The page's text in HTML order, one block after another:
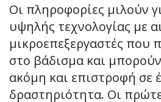
Οι πληροφορίες μιλούν
υψηλής τεχνολογίας με
μικροεπεξεργαστές που
στο βάδισμα και
ακόμη και επιστροφή σε
δραστηριότητα. Οι